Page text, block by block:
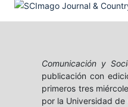
Comunicación y
publicación con
primeros tres
por la Universidad